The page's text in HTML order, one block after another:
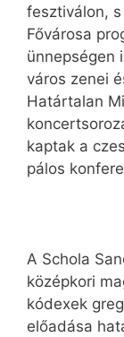
fesztiválon,
Fővárosa
ünnepségen
város zenei
Határtalan
kaptak a
pálos
A Schola
középkori
kódexek
előadása